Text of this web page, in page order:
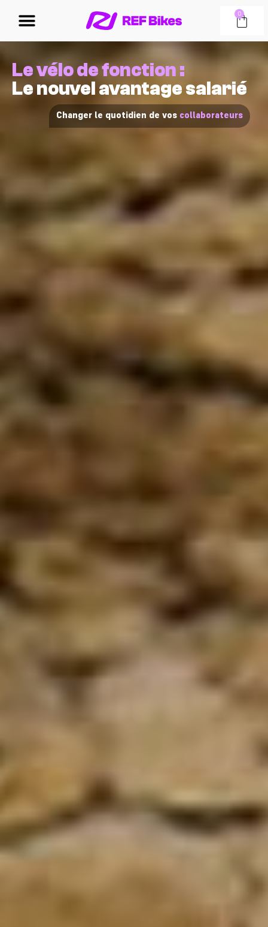
0
Le vélo de fonction :
Le nouvel avantage salarié
Changer le quotidien de vos collaborateurs